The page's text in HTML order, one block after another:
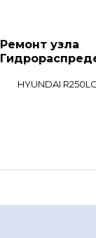
Ремонт узла
HYUNDAI